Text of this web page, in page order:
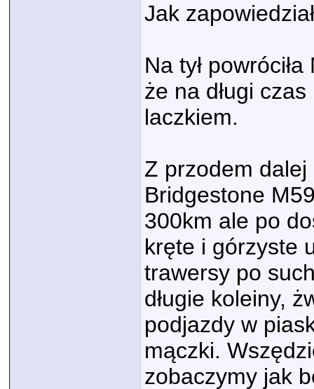
Jak
Na tył
że na długi
laczkiem.
Z przodem dalej
Bridgestone
300km ale po
kręte i górzyste
trawersy po
długie koleiny,
podjazdy w
mączki.
zobaczymy jak